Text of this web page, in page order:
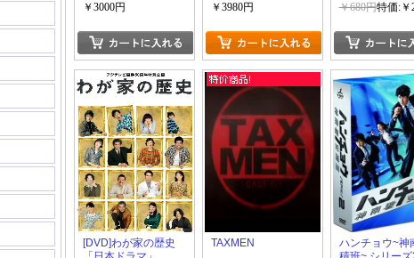
￥3000円
￥3980円 ￥680円特価:￥
[DVD]わが家の歴史
TAXMEN
ハンチョウ~神